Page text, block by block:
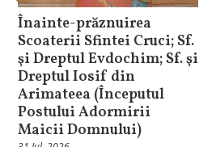
Înainte-prăznuirea
Scoaterii Sfintei Cruci; Sf.
şi Dreptul Evdochim; Sf. şi
Dreptul Iosif din
Arimateea (Începutul
Postului Adormirii
Maicii Domnului)